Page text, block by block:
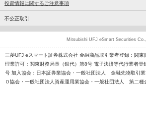
投資情報に関するご注意事項
不公正取引
三菱UFJ eスマート証券株式会社 金融商品取引業者登録：関
理業許可：関東財務局長（銀代）第8号 電子決済等代行業者登
号 加入協会：日本証券業協会・一般社団法人 金融先物取引
Ｏ協会・一般社団法人資産運用業協会・一般社団法人 第二種
Mitsubishi UFJ eSmart Securities